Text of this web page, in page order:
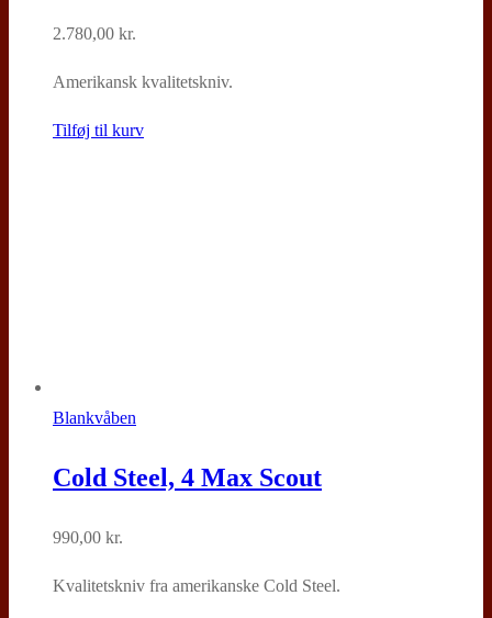
2.780,00 kr.
Amerikansk kvalitetskniv.
Tilføj til kurv
Blankvåben
Cold Steel, 4 Max Scout
990,00 kr.
Kvalitetskniv fra amerikanske Cold Steel.